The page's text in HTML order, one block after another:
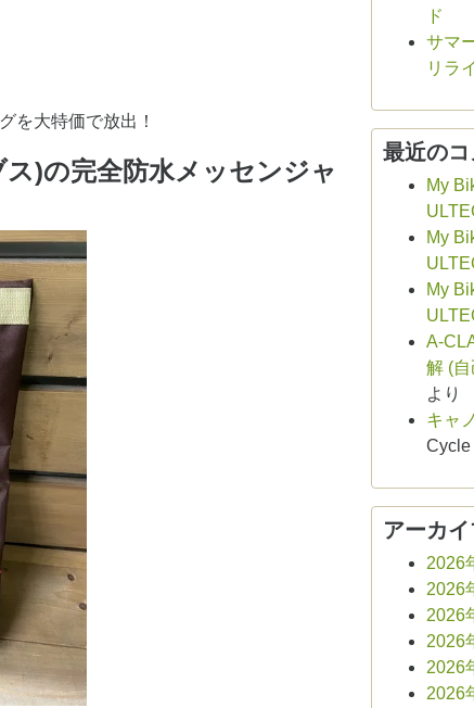
を大特価で放出！
)の完全防水メッセンジャ
ド
サマ
リラ
最近のコ
My
My
My
A-
解 (
より
キャ
Cycle
アーカ
2026
2026
2026
2026
2026
2026